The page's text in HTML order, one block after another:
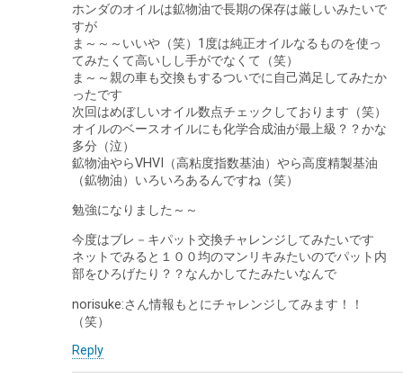
ホンダのオイルは鉱物油で長期の保存は厳しいみたいで
すが
ま～～～いいや（笑）1度は純正オイルなるものを使っ
てみたくて高いしし手がでなくて（笑）
ま～～親の車も交換もするついでに自己満足してみたか
ったです
次回はめぼしいオイル数点チェックしております（笑）
オイルのベースオイルにも化学合成油が最上級？？かな
多分（泣）
鉱物油やらVHVI（高粘度指数基油）やら高度精製基油
（鉱物油）いろいろあるんですね（笑）
勉強になりました～～
今度はブレ－キパット交換チャレンジしてみたいです
ネットでみると１００均のマンリキみたいのでパット内
部をひろげたり？？なんかしてたみたいなんで
norisuke:さん情報もとにチャレンジしてみます！！
（笑）
Reply